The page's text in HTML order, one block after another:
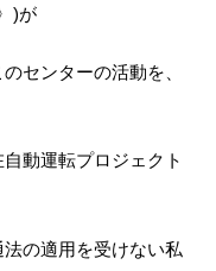
)が
ターの活動を、
転プロジェクト
用を受けない私